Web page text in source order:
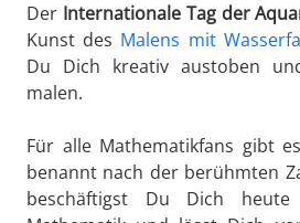
Der Internationale Tag der
Kunst des Malens mit
Du Dich kreativ austoben
malen.
Für alle Mathematikfans gibt
benannt nach der berühmten
beschäftigst Du Dich